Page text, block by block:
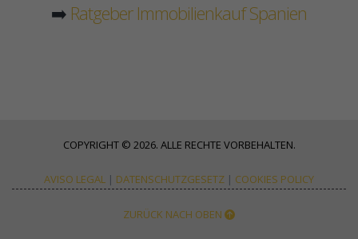
➡️ Ratgeber Immobilienkauf Spanien
COPYRIGHT © 2026. ALLE RECHTE VORBEHALTEN.
AVISO LEGAL | DATENSCHUTZGESETZ | COOKIES POLICY
ZURÜCK NACH OBEN